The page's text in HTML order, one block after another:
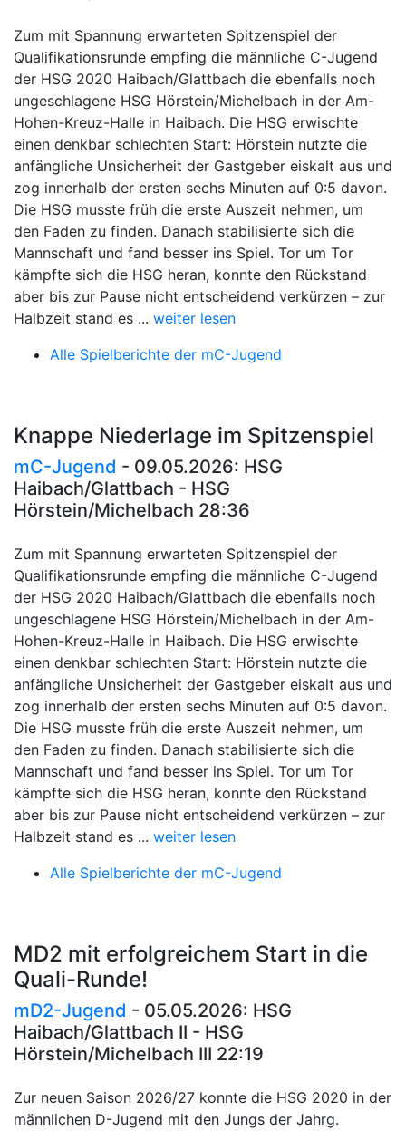
Zum mit Spannung erwarteten Spitzenspiel der
Qualifikationsrunde empfing die männliche C-Jugend
der HSG 2020 Haibach/Glattbach die ebenfalls noch
ungeschlagene HSG Hörstein/Michelbach in der Am-
Hohen-Kreuz-Halle in Haibach. Die HSG erwischte
einen denkbar schlechten Start: Hörstein nutzte die
anfängliche Unsicherheit der Gastgeber eiskalt aus und
zog innerhalb der ersten sechs Minuten auf 0:5 davon.
Die HSG musste früh die erste Auszeit nehmen, um
den Faden zu finden. Danach stabilisierte sich die
Mannschaft und fand besser ins Spiel. Tor um Tor
kämpfte sich die HSG heran, konnte den Rückstand
aber bis zur Pause nicht entscheidend verkürzen – zur
Halbzeit stand es ... weiter lesen
Alle Spielberichte der mC-Jugend
Knappe Niederlage im Spitzenspiel
mC-Jugend - 09.05.2026: HSG
Haibach/Glattbach - HSG
Hörstein/Michelbach 28:36
Zum mit Spannung erwarteten Spitzenspiel der
Qualifikationsrunde empfing die männliche C-Jugend
der HSG 2020 Haibach/Glattbach die ebenfalls noch
ungeschlagene HSG Hörstein/Michelbach in der Am-
Hohen-Kreuz-Halle in Haibach. Die HSG erwischte
einen denkbar schlechten Start: Hörstein nutzte die
anfängliche Unsicherheit der Gastgeber eiskalt aus und
zog innerhalb der ersten sechs Minuten auf 0:5 davon.
Die HSG musste früh die erste Auszeit nehmen, um
den Faden zu finden. Danach stabilisierte sich die
Mannschaft und fand besser ins Spiel. Tor um Tor
kämpfte sich die HSG heran, konnte den Rückstand
aber bis zur Pause nicht entscheidend verkürzen – zur
Halbzeit stand es ... weiter lesen
Alle Spielberichte der mC-Jugend
MD2 mit erfolgreichem Start in die
Quali-Runde!
mD2-Jugend - 05.05.2026: HSG
Haibach/Glattbach II - HSG
Hörstein/Michelbach III 22:19
Zur neuen Saison 2026/27 konnte die HSG 2020 in der
männlichen D-Jugend mit den Jungs der Jahrg.